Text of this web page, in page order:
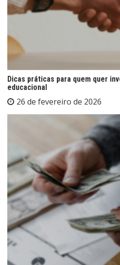
Dicas práticas para quem quer
educacional
26 de fevereiro de 2026